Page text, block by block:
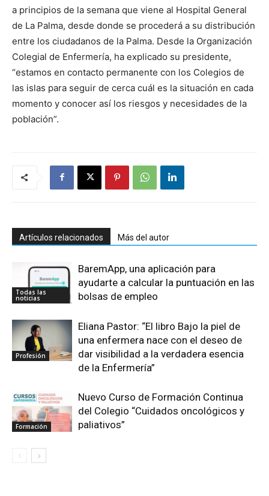
a principios de la semana que viene al Hospital General
de La Palma, desde donde se procederá a su distribución
entre los ciudadanos de la Palma. Desde la Organización
Colegial de Enfermería, ha explicado su presidente,
“estamos en contacto permanente con los Colegios de
las islas para seguir de cerca cuál es la situación en cada
momento y conocer así los riesgos y necesidades de la
población”.
Artículos relacionados Más del autor
Todas las
noticias
BaremApp, una aplicación para
ayudarte a calcular la puntuación en las
bolsas de empleo
Profesión
Eliana Pastor: “El libro Bajo la piel de
una enfermera nace con el deseo de
dar visibilidad a la verdadera esencia
de la Enfermería”
Formación
Nuevo Curso de Formación Continua
del Colegio “Cuidados oncológicos y
paliativos”